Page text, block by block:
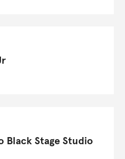
Black Stage Studio